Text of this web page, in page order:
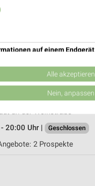
Barbing
20:00 Uhr | Geschlossen
an der Weinstraße
an der Weinstraße
20:00 Uhr |
Geschlossen
2 Prospekte
auf einem Endgerät
von Werbeanzeigen
Werbung
von Inhalten
Alle akzeptieren
Nein, anpassen